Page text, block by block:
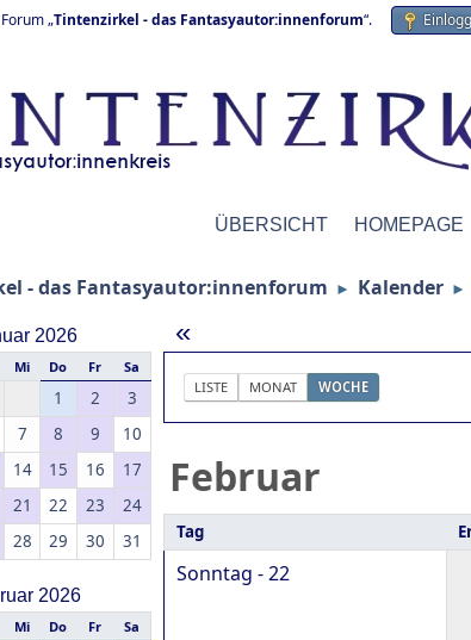
„Tintenzirkel - das Fantasyautor:innenforum“.
ÜBERSICHT HOMEPAGE
- das Fantasyautor:innenforum ► Kalender ►
2026
Mi Do Fr Sa
1 2
3
7 8 9
10
14 15 16
17
21 22 23
24
28 29 30 31
2026
Mi Do Fr Sa
«
LISTE MONAT WOCHE
Februar
Tag
Sonntag - 22